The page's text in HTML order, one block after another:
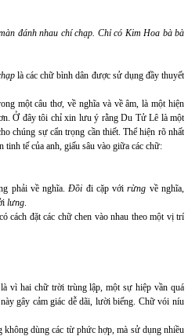
đánh nhau chí chạp. Chỉ có Kim Hoa bà bà
là các chữ bình dân được sử dụng đầy thuyết
một câu thơ, về nghĩa và về âm, là một hiện
Ở đây tôi chỉ xin lưu ý rằng Du Tử Lê là một
chúng sự cẩn trọng cần thiết. Thể hiện rõ nhất
tế của anh, giấu sâu vào giữa các chữ:
phải về nghĩa.Đồi đi cặp vớirừng về nghĩa,
lưng.
cách đặt các chữ chen vào nhau theo một vị trí
vì hai chữ trời trùng lập, một sự hiệp vần quá
gây cảm giác dễ dãi, lười biếng. Chữ vói níu
dùng các từ phức hợp, mà sử dụng nhiều